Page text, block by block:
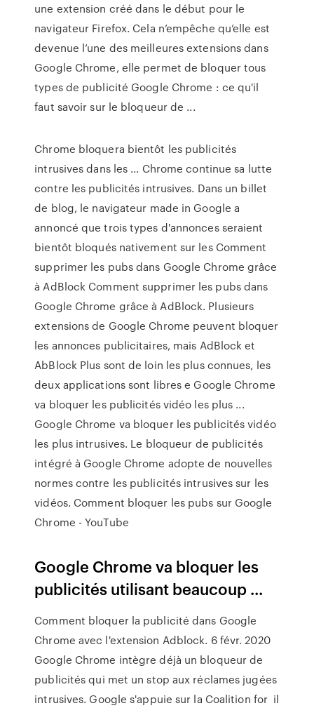
une extension créé dans le début pour le
navigateur Firefox. Cela n’empêche qu’elle est
devenue l’une des meilleures extensions dans
Google Chrome, elle permet de bloquer tous
types de publicité Google Chrome : ce qu'il
faut savoir sur le bloqueur de ...
Chrome bloquera bientôt les publicités
intrusives dans les ... Chrome continue sa lutte
contre les publicités intrusives. Dans un billet
de blog, le navigateur made in Google a
annoncé que trois types d'annonces seraient
bientôt bloqués nativement sur les Comment
supprimer les pubs dans Google Chrome grâce
à AdBlock Comment supprimer les pubs dans
Google Chrome grâce à AdBlock. Plusieurs
extensions de Google Chrome peuvent bloquer
les annonces publicitaires, mais AdBlock et
AbBlock Plus sont de loin les plus connues, les
deux applications sont libres e Google Chrome
va bloquer les publicités vidéo les plus ...
Google Chrome va bloquer les publicités vidéo
les plus intrusives. Le bloqueur de publicités
intégré à Google Chrome adopte de nouvelles
normes contre les publicités intrusives sur les
vidéos. Comment bloquer les pubs sur Google
Chrome - YouTube
Google Chrome va bloquer les
publicités utilisant beaucoup ...
Comment bloquer la publicité dans Google
Chrome avec l'extension Adblock. 6 févr. 2020
Google Chrome intègre déjà un bloqueur de
publicités qui met un stop aux réclames jugées
intrusives. Google s'appuie sur la Coalition for il